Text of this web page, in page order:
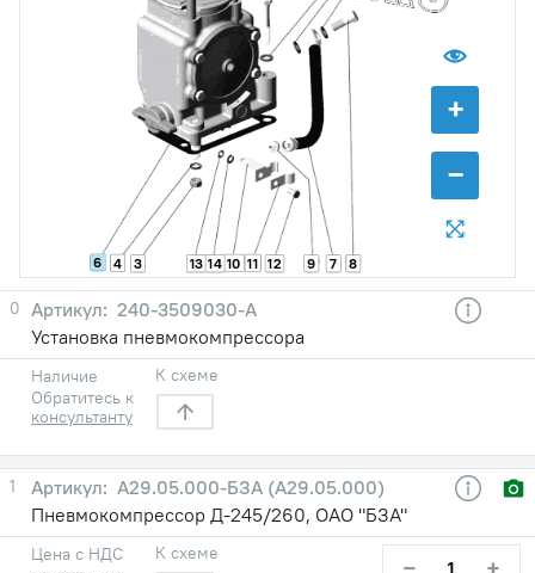
+
−
3
4
6 7 8
9
10 11 12
13 14
0
240-3509030-A
Установка пневмокомпрессора
Наличие
Обратитесь к
консультанту
К схеме
1
А29.05.000-БЗА (А29.05.000)
Пневмокомпрессор Д-245/260, ОАО "БЗА"
Цена с НДС К схеме